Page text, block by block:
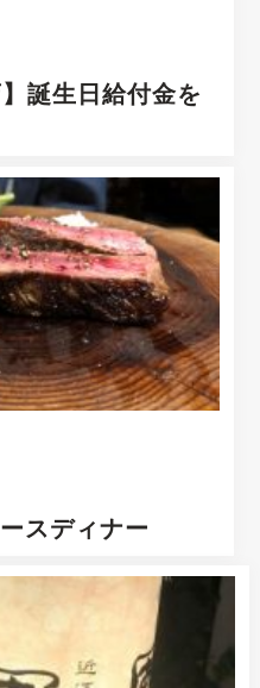
誕生日給付金を
スディナー